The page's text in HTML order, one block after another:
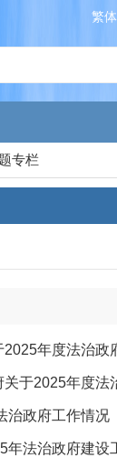
繁体
专栏
治政府工作情况